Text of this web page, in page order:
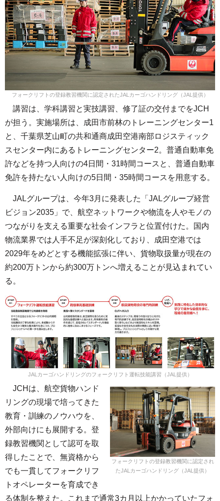
フォークリフトの登録教習機関に認定されたJALカーゴハンドリング（JAL提供）
講習は、学科講習と実技講習、修了証の交付までをJCH
が担う。実施場所は、成田市前林のトレーニングセンター1
と、千葉県芝山町の共和通商成田空港南部ロジスティック
スセンター内にあるトレーニングセンター2。普通自動車免
許などを持つ人向けの4日間・31時間コースと、普通自動車
免許を持たない人向けの5日間・35時間コースを用意する。
JALグループは、今年3月に発表した「JALグループ経営
ビジョン2035」で、航空ネットワークや物流を人やモノの
つながりを支える重要な社会インフラと位置付けた。国内
物流業界では人手不足が深刻化しており、成田空港では
2029年をめどとする機能拡張に伴い、貨物取扱量が現在の
約200万トンから約300万トンへ増えることが見込まれてい
る。
JALカーゴハンドリングのフォークリフト運転技能講習（JAL提供）
フォークリフトの登録教習機関に認定され
たJALカーゴハンドリング（JAL提供）
JCHは、航空貨物ハンド
リングの現場で培ってきた
教育・訓練のノウハウを、
外部向けにも展開する。登
録教習機関として認可を取
得したことで、無資格から
でも一貫してフォークリフ
トオペレーターを育成でき
る体制を整えた。これまで通常3カ月以上かかっていたフォ